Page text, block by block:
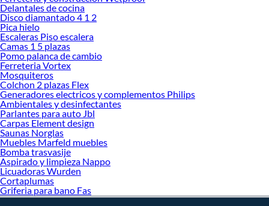
Delantales de cocina
Disco diamantado 4 1 2
Pica hielo
Escaleras Piso escalera
Camas 1 5 plazas
Pomo palanca de cambio
Ferreteria Vortex
Mosquiteros
Colchon 2 plazas Flex
Generadores electricos y complementos Philips
Ambientales y desinfectantes
Parlantes para auto Jbl
Carpas Element design
Saunas Norglas
Muebles Marfeld muebles
Bomba trasvasije
Aspirado y limpieza Nappo
Licuadoras Wurden
Cortaplumas
Griferia para bano Fas